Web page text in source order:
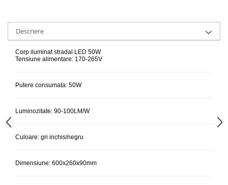
Descriere
Corp iluminat stradal LED 50W
Tensiune alimentare: 170-265V
Putere consumata: 50W
Luminozitate: 90-100LM/W
Culoare: gri inchis/negru
Dimensiune: 600x260x90mm